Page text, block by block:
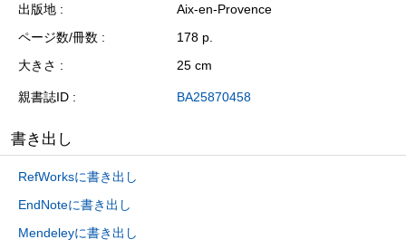
出版地
Aix-en-Provence
ページ数/冊数
178 p.
大きさ
25 cm
親書誌ID BA25870458
書き出し
RefWorksに書き出し
EndNoteに書き出し
Mendeleyに書き出し